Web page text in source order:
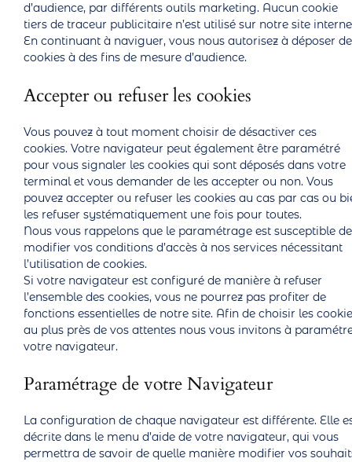
d’audience, par différents outils marketing. Aucun cookie
tiers de traceur publicitaire n’est utilisé sur notre site
En continuant à naviguer, vous nous autorisez à déposer
cookies à des fins de mesure d’audience.
Accepter ou refuser les cookies
Vous pouvez à tout moment choisir de désactiver ces
cookies. Votre navigateur peut également être paramétré
pour vous signaler les cookies qui sont déposés dans votre
terminal et vous demander de les accepter ou non. Vous
pouvez accepter ou refuser les cookies au cas par cas ou
les refuser systématiquement une fois pour toutes.
Nous vous rappelons que le paramétrage est susceptible de
modifier vos conditions d’accès à nos services nécessitant
l’utilisation de cookies.
Si votre navigateur est configuré de manière à refuser
l’ensemble des cookies, vous ne pourrez pas profiter de
fonctions essentielles de notre site. Afin de choisir les
au plus près de vos attentes nous vous invitons à
votre navigateur.
Paramétrage de votre Navigateur
La configuration de chaque navigateur est différente. Elle
décrite dans le menu d’aide de votre navigateur, qui vous
permettra de savoir de quelle manière modifier vos